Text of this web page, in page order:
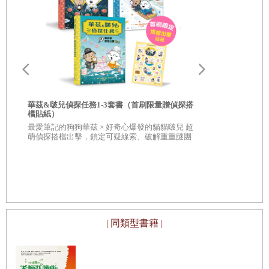
華茲&啵兒偵探任務1-3套書（首刷限量贈偵探搭
檔貼紙）
最愛筆記的狗狗華茲 × 好奇心爆發的貓貓啵兒 超
萌偵探搭檔出擊，鎖定可疑線索、破解重重謎團
| 同類型書籍 |